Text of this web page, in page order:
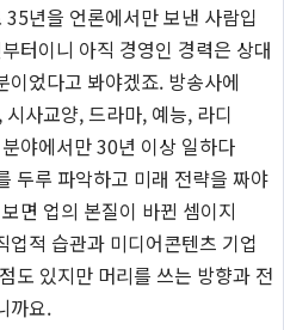
년을 언론에서만 보낸 사람입
터이니 아직 경영인 경력은 상대
었다고 봐야겠죠. 방송사에
사교양, 드라마, 예능, 라디
야에서만 30년 이상 일하다
두루 파악하고 미래 전략을 짜야
면 업의 본질이 바뀐 셈이지
적 습관과 미디어콘텐츠 기업
도 있지만 머리를 쓰는 방향과 전
까요.